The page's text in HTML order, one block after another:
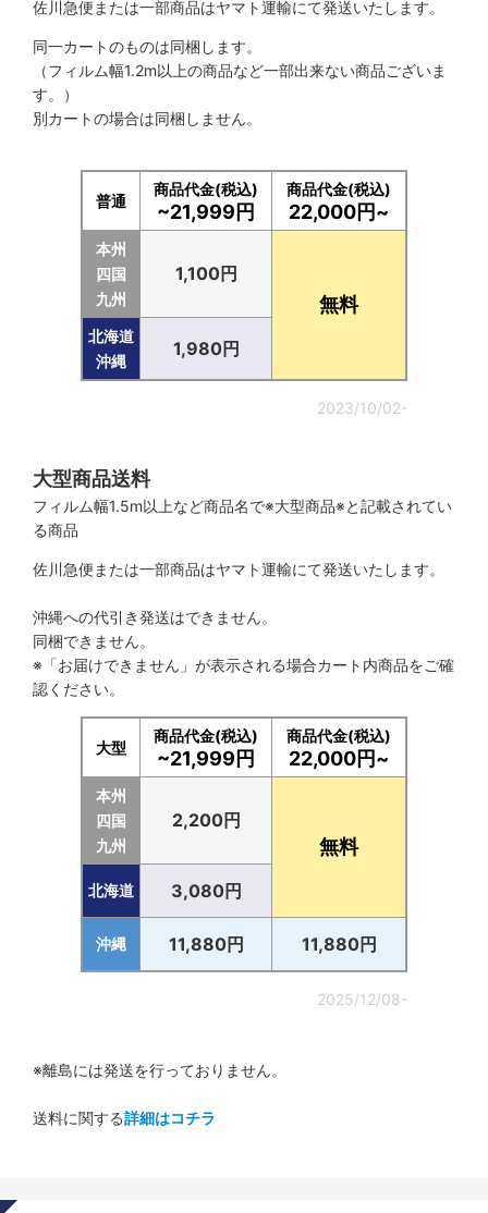
佐川急便または一部商品はヤマト運輸にて発送いたします。
同一カートのものは同梱します。
（フィルム幅1.2m以上の商品など一部出来ない商品ございま
す。）
別カートの場合は同梱しません。
普通
商品代金(税込)
~21,999円
商品代金(税込)
22,000円~
本州
四国
九州
1,100円
無料
北海道
沖縄
1,980円
2023/10/02-
大型商品送料
フィルム幅1.5m以上など商品名で※大型商品※と記載されてい
る商品
佐川急便または一部商品はヤマト運輸にて発送いたします。
沖縄への代引き発送はできません。
同梱できません。
※「お届けできません」が表示される場合カート内商品をご確
認ください。
大型
商品代金(税込)
~21,999円
商品代金(税込)
22,000円~
本州
四国
九州
2,200円
無料
北海道 3,080円
沖縄 11,880円 11,880円
2025/12/08-
※離島には発送を行っておりません。
送料に関する詳細はコチラ